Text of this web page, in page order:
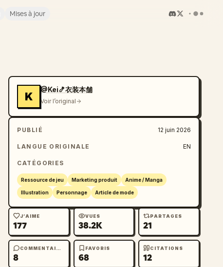
Mises à jour
K
@Kei🍤衣装本舗
Voir l’original
PUBLIÉ 12 juin 2026
LANGUE ORIGINALE EN
CATÉGORIES
Ressource de jeu Marketing produit Anime / Manga
Illustration Personnage Article de mode
J’AIME
177
VUES
38.2K
PARTAGES
21
COMMENTAIRES
8
FAVORIS
68
CITATIONS
12